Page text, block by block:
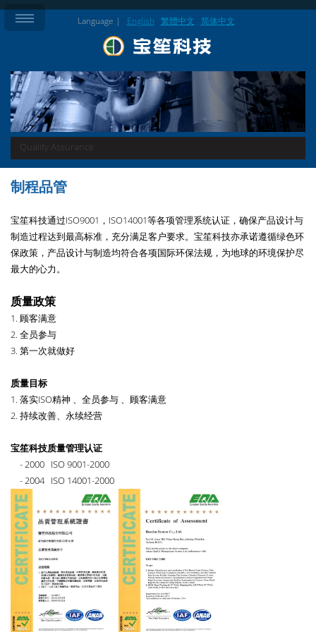
Language | English 繁體中文 简体中文
Quality Assurance
制程品管
宝笙科技通过ISO9001，ISO14001等各项管理系统认证，确保产品设计与
制造过程达到最高标准，充分满足客户要求。宝笙科技亦承诺遵循绿色环
保政策，产品设计与制造均符合各项国际环保法规，为地球的环境保护尽
最大的心力。
质量政策
1. 顾客满意
2. 全员参与
3. 第一次就做好
质量目标
1. 落实ISO精神 、全员参与 、顾客满意
2. 持续改善、永续经营
宝笙科技质量管理认证
- 2000 ISO 9001-2000
- 2004 ISO 14001-2000